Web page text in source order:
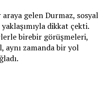
gelen Durmaz, sosyal
dikkat çekti.
birebir görüşmeleri,
aynı zamanda bir yol